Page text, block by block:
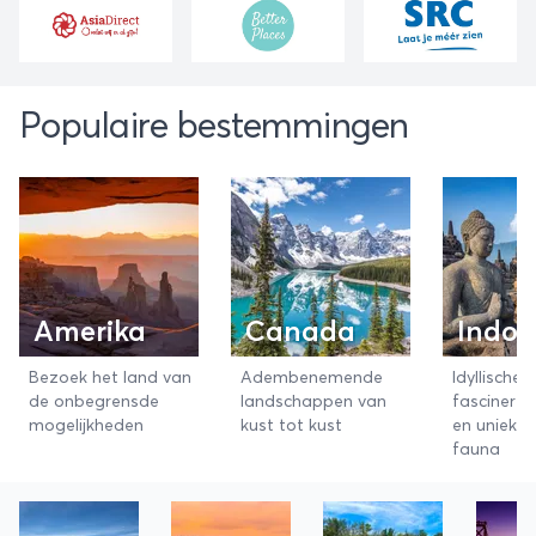
Populaire bestemmingen
Amerika
Bezoek het land van
de onbegrensde
mogelijkheden
Canada
Adembenemende
landschappen van
kust tot kust
Idyllische
en unieke
fauna